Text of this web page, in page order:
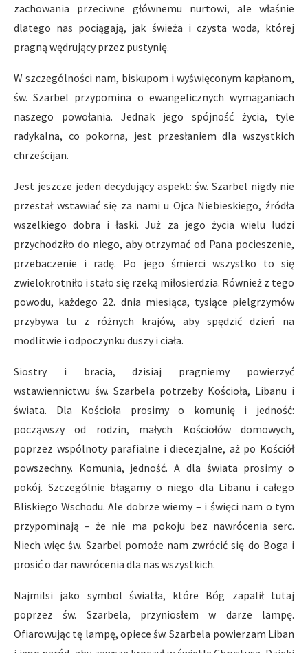
zachowania przeciwne głównemu nurtowi, ale właśnie
dlatego nas pociągają, jak świeża i czysta woda, której
pragną wędrujący przez pustynię.
W szczególności nam, biskupom i wyświęconym kapłanom,
św. Szarbel przypomina o ewangelicznych wymaganiach
naszego powołania. Jednak jego spójność życia, tyle
radykalna, co pokorna, jest przesłaniem dla wszystkich
chrześcijan.
Jest jeszcze jeden decydujący aspekt: św. Szarbel nigdy nie
przestał wstawiać się za nami u Ojca Niebieskiego, źródła
wszelkiego dobra i łaski. Już za jego życia wielu ludzi
przychodziło do niego, aby otrzymać od Pana pocieszenie,
przebaczenie i radę. Po jego śmierci wszystko to się
zwielokrotniło i stało się rzeką miłosierdzia. Również z tego
powodu, każdego 22. dnia miesiąca, tysiące pielgrzymów
przybywa tu z różnych krajów, aby spędzić dzień na
modlitwie i odpoczynku duszy i ciała.
Siostry i bracia, dzisiaj pragniemy powierzyć
wstawiennictwu św. Szarbela potrzeby Kościoła, Libanu i
świata. Dla Kościoła prosimy o komunię i jedność:
począwszy od rodzin, małych Kościołów domowych,
poprzez wspólnoty parafialne i diecezjalne, aż po Kościół
powszechny. Komunia, jedność. A dla świata prosimy o
pokój. Szczególnie błagamy o niego dla Libanu i całego
Bliskiego Wschodu. Ale dobrze wiemy – i święci nam o tym
przypominają – że nie ma pokoju bez nawrócenia serc.
Niech więc św. Szarbel pomoże nam zwrócić się do Boga i
prosić o dar nawrócenia dla nas wszystkich.
Najmilsi jako symbol światła, które Bóg zapalił tutaj
poprzez św. Szarbela, przyniosłem w darze lampę.
Ofiarowując tę lampę, opiece św. Szarbela powierzam Liban